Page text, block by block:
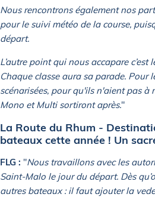
Nous rencontrons également nos
pour le suivi météo de la course,
départ.
L’autre point qui nous accapare
Chaque classe aura sa parade. Pour
scénarisées, pour qu'ils n'aient pas à
Mono et Multi sortiront après."
La Route du Rhum -
bateaux cette année ! Un
FLG : "Nous travaillons avec les
Saint-Malo le jour du départ. Dès
autres bateaux : il faut ajouter la